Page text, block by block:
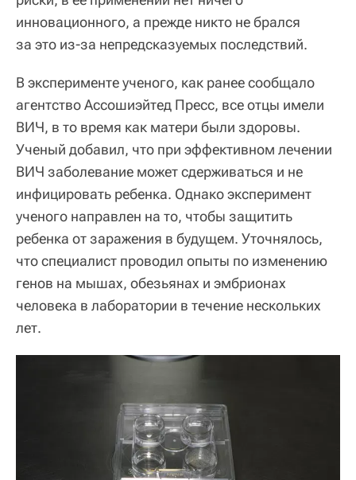
инновационного, а прежде никто не брался
за это из-за непредсказуемых последствий.
В эксперименте ученого, как ранее сообщало
агентство Ассошиэйтед Пресс, все отцы имели
ВИЧ, в то время как матери были здоровы.
Ученый добавил, что при эффективном лечении
ВИЧ заболевание может сдерживаться и не
инфицировать ребенка. Однако эксперимент
ученого направлен на то, чтобы защитить
ребенка от заражения в будущем. Уточнялось,
что специалист проводил опыты по изменению
генов на мышах, обезьянах и эмбрионах
человека в лаборатории в течение нескольких
лет.